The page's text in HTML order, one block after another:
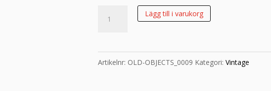
32x45cm
Lägg till i varukorg
Artikelnr: OLD-OBJECTS_0009 Kategori:Vintage